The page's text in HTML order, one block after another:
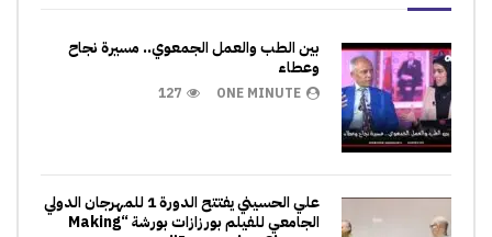
بين الطب والعمل الجمعوي.. مسيرة نجاح
وعطاء
ONE MINUTE
127
علي الحسيني يفتتح الدورة 1 للمهرجان الدولي
الجامعي للفيلم بورزازات بورشة “Making